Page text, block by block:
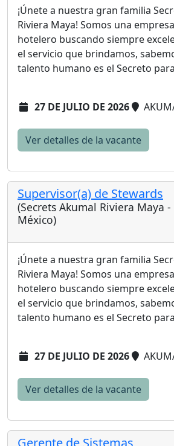
¡Únete a nuestra gran familia
Riviera Maya! Somos una
hotelero buscando siempre
el servicio que brindamos,
talento humano es el Secreto
27 DE JULIO DE 2026
Ver detalles de la vacante
Supervisor(a) de Stewards
(Secrets Akumal Riviera Maya
México)
¡Únete a nuestra gran familia
Riviera Maya! Somos una
hotelero buscando siempre
el servicio que brindamos,
talento humano es el Secreto
27 DE JULIO DE 2026
Ver detalles de la vacante
Gerente de Sistemas